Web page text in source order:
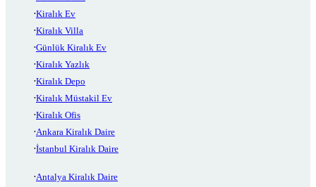
Kiralık Ev
Kiralık Villa
Günlük Kiralık Ev
Kiralık Yazlık
Kiralık Depo
Kiralık Müstakil Ev
Kiralık Ofis
Ankara Kiralık Daire
İstanbul Kiralık Daire
Antalya Kiralık Daire